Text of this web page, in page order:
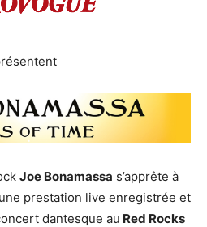
Joe Bonamassa s’apprête à
une prestation live enregistrée et
dantesque au Red Rocks